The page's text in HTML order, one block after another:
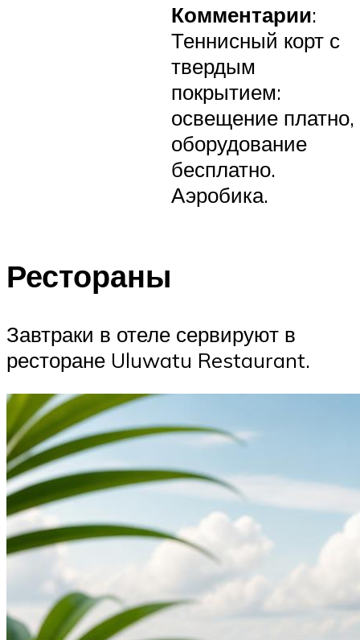
Комментарии:
Теннисный корт с
твердым
покрытием:
освещение платно,
оборудование
бесплатно.
Аэробика.
Рестораны
Завтраки в отеле сервируют в
ресторане Uluwatu Restaurant.